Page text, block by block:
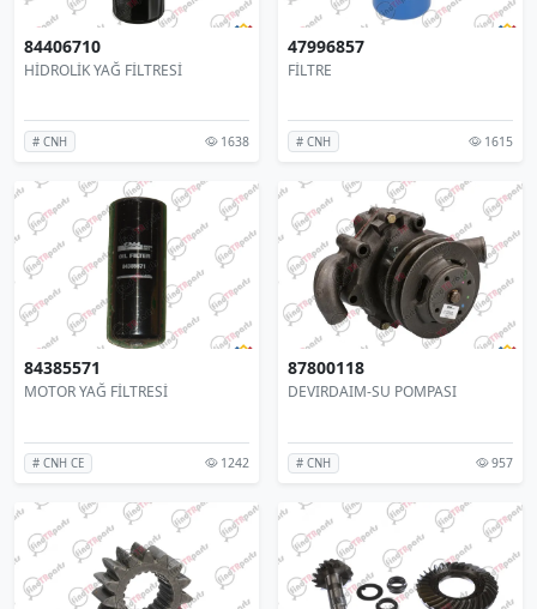
84406710
HİDROLİK YAĞ FİLTRESİ
# CNH 1638
47996857
FİLTRE
# CNH 1615
84385571
MOTOR YAĞ FİLTRESİ
# CNH CE 1242
87800118
DEVIRDAIM-SU POMPASI
# CNH 957